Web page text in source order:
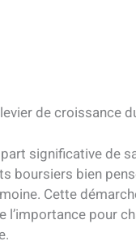
de croissance
significative de
boursiers bien
Cette
pour